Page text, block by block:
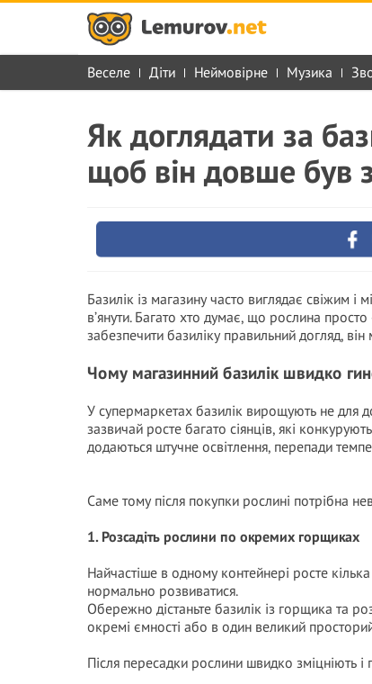
Веселе Діти Неймовірне Музика
Як доглядати за
щоб він довше був
Базилік із магазину часто виглядає свіжим
в’янути. Багато хто думає, що рослина
забезпечити базиліку правильний догляд,
Чому магазинний базилік швидко
У супермаркетах базилік вирощують не для
зазвичай росте багато сіянців, які
додаються штучне освітлення, перепади
Саме тому після покупки рослині потрібна
1. Розсадіть рослини по окремих горщиках
Найчастіше в одному контейнері росте
нормально розвиватися.
Обережно дістаньте базилік із горщика та
окремі ємності або в один великий
Після пересадки рослини швидко зміцніють